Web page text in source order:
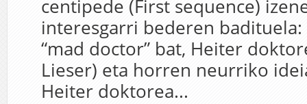
centipede (First sequence)
interesgarri bederen
“mad doctor” bat, Heiter
Lieser) eta horren neurriko
Heiter doktorea...